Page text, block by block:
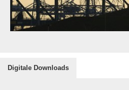
Digitale Downloads